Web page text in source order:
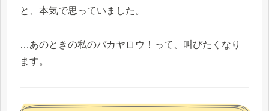
と、本気で思っていました。
…あのときの私のバカヤロウ！って、叫びたくなり
ます。